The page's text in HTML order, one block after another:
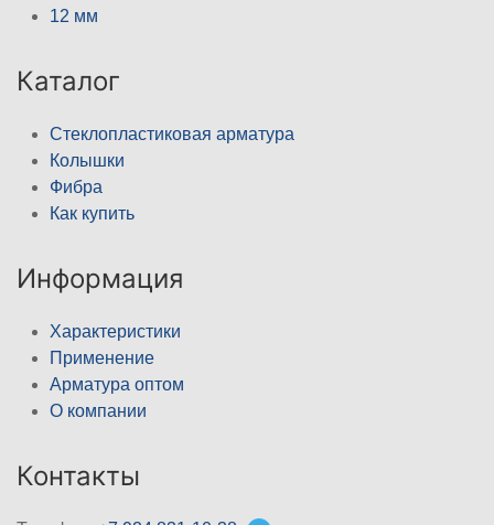
12 мм
Каталог
Стеклопластиковая арматура
Колышки
Фибра
Как купить
Информация
Характеристики
Применение
Арматура оптом
О компании
Контакты